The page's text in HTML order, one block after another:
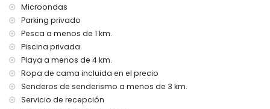
servicio de recepción y servicio de emergencia 24 horas
calefacción por suelo radiante y aire acondicionado
Instalaciones y servicios con coste extra
cama extra y cama/cuna para niños (bajo demanda)
Entretenimiento y actividades de ocio para sus vacaciones
en Denia, Costa Blanca
teatro, bar y paseo (Explanada Cervantes) (a menos de
Microondas
Parking privado
Pesca a menos de 1 km.
Piscina privada
Playa a menos de 4 km.
Ropa de cama incluida en el precio
Senderos de senderismo a menos de 3 km.
Servicio de recepción